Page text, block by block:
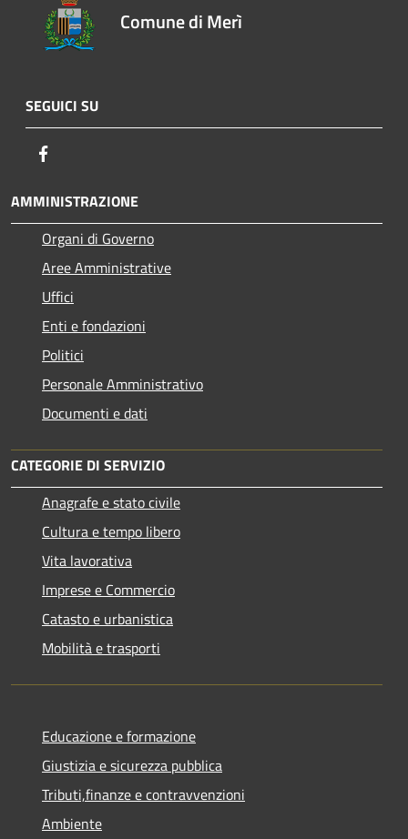
Comune di Merì
SEGUICI SU
AMMINISTRAZIONE
Organi di Governo
Aree Amministrative
Uffici
Enti e fondazioni
Politici
Personale Amministrativo
Documenti e dati
CATEGORIE DI SERVIZIO
Anagrafe e stato civile
Cultura e tempo libero
Vita lavorativa
Imprese e Commercio
Catasto e urbanistica
Mobilità e trasporti
Educazione e formazione
Giustizia e sicurezza pubblica
Tributi,finanze e contravvenzioni
Ambiente